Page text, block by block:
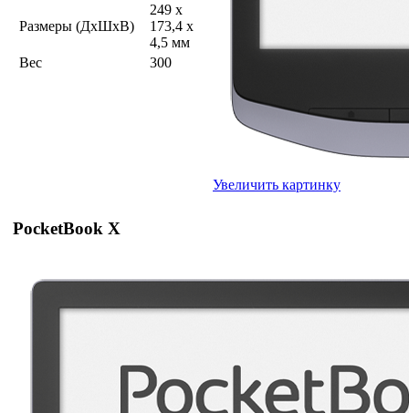
Размеры (ДхШхВ)
249 x
173,4 x
4,5 мм
Вес
300
Увеличить картинку
PocketBook X